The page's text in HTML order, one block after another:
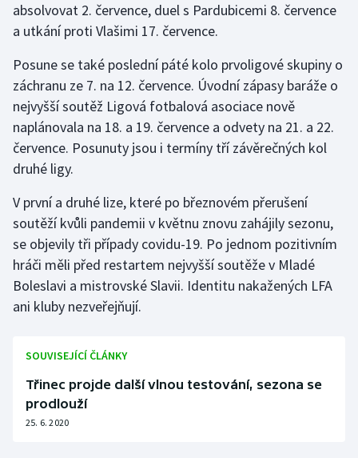
Parasport
Plavání
Plážový volejbal
Ragby
Rychlobruslení
Rychlostní kanoistika
Short track
Sportovní střelba
Veslování
absolvovat 2. července, duel s Pardubicemi 8. července
a utkání proti Vlašimi 17. července.
Posune se také poslední páté kolo prvoligové skupiny o
záchranu ze 7. na 12. července. Úvodní zápasy baráže o
nejvyšší soutěž Ligová fotbalová asociace nově
naplánovala na 18. a 19. července a odvety na 21. a 22.
července. Posunuty jsou i termíny tří závěrečných kol
druhé ligy.
V první a druhé lize, které po březnovém přerušení
soutěží kvůli pandemii v květnu znovu zahájily sezonu,
se objevily tři případy covidu-19. Po jednom pozitivním
hráči měli před restartem nejvyšší soutěže v Mladé
Boleslavi a mistrovské Slavii. Identitu nakažených LFA
ani kluby nezveřejňují.
SOUVISEJÍCÍ ČLÁNKY
Třinec projde další vlnou testování, sezona se
prodlouží
25. 6. 2020